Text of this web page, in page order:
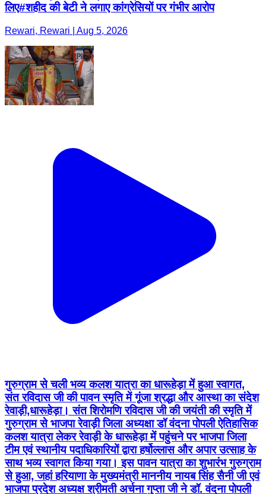
लिए#शहीद की बेटी ने लगाए कांग्रेसियों पर गंभीर आरोप
Rewari, Rewari | Aug 5, 2026
गुरुग्राम से चली भव्य कलश यात्रा का धारूहेड़ा में हुआ स्वागत,
संत रविदास जी की पावन स्मृति में गूंजा श्रद्धा और आस्था का संदेश
रेवाड़ी,धारूहेड़ा। संत शिरोमणि रविदास जी की जयंती की स्मृति में
गुरुग्राम से भाजपा रेवाड़ी जिला अध्यक्षा डॉ वंदना पोपली ऐतिहासिक
कलश यात्रा लेकर रेवाड़ी के धारूहेड़ा में पहुंचने पर भाजपा जिला
टीम एवं स्थानीय पदाधिकारियों द्वारा हर्षोल्लास और अपार उत्साह के
साथ भव्य स्वागत किया गया। इस पावन यात्रा का शुभारंभ गुरुग्राम
से हुआ, जहां हरियाणा के मुख्यमंत्री माननीय नायब सिंह सैनी जी एवं
भाजपा प्रदेश अध्यक्ष श्रीमती अर्चना गुप्ता जी ने डॉ. वंदना पोपली